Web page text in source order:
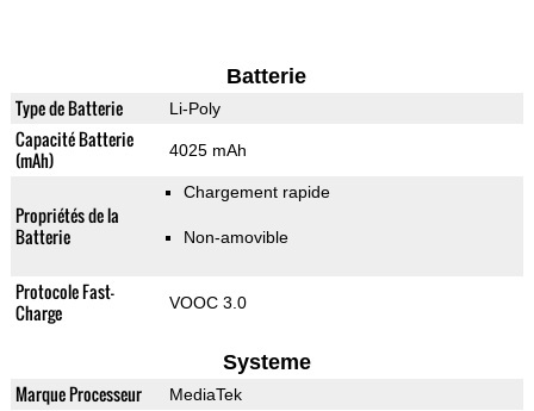
Batterie
Type de Batterie Li-Poly
Capacité Batterie
(mAh)
4025 mAh
Propriétés de la
Batterie
Chargement rapide
Non-amovible
Protocole Fast-
Charge
VOOC 3.0
Systeme
Marque Processeur MediaTek